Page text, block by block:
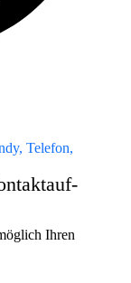
Ihren